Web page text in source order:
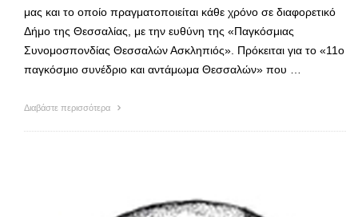
μας και το οποίο πραγματοποιείται κάθε χρόνο σε διαφορετικό
Δήμο της Θεσσαλίας, με την ευθύνη της «Παγκόσμιας
Συνομοσπονδίας Θεσσαλών Ασκληπιός». Πρόκειται για το «11ο
παγκόσμιο συνέδριο και αντάμωμα Θεσσαλών» που …
Διαβάστε περισσότερα